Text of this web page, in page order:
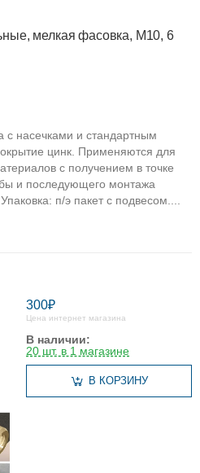
мелкая фасовка, М10, 6
с насечками и стандартным
цинк. Применяются для
с получением в точке
и последующего монтажа
п/э пакет с подвесом....
300₽
Цена интернет магазина
В наличии:
20 шт. в 1 магазине
В КОРЗИНУ